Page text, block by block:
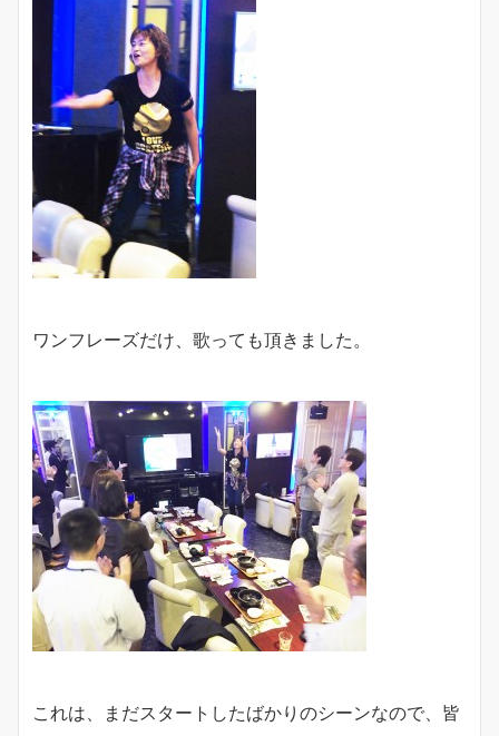
ワンフレーズだけ、歌っても頂きました。
これは、まだスタートしたばかりのシーンなので、皆